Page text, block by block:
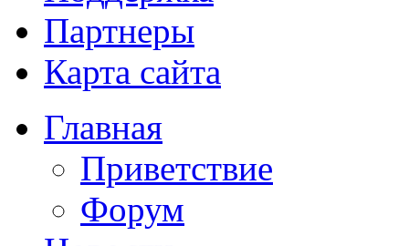
Партнеры
Карта сайта
Главная
Приветствие
Форум